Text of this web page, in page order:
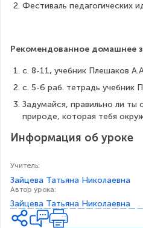
Фестиваль педагогических
Рекомендованное домашнее
с. 8-11, учебник Плешаков
с. 5-6 раб. тетрадь учебник
Задумайся, правильно ли
природе, которая тебя
Информация об уроке
Учитель:
Зайцева Татьяна Николаевна
Автор урока:
Зайцева Татьяна Николаевна